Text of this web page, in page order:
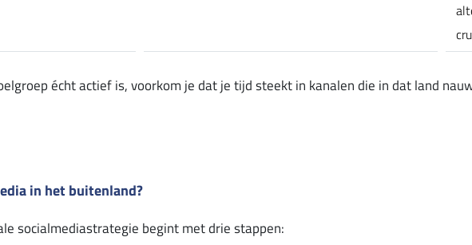
écht actief is, voorkom je dat je tijd steekt in kanalen die in dat land
in het buitenland?
socialmediastrategie begint met drie stappen: